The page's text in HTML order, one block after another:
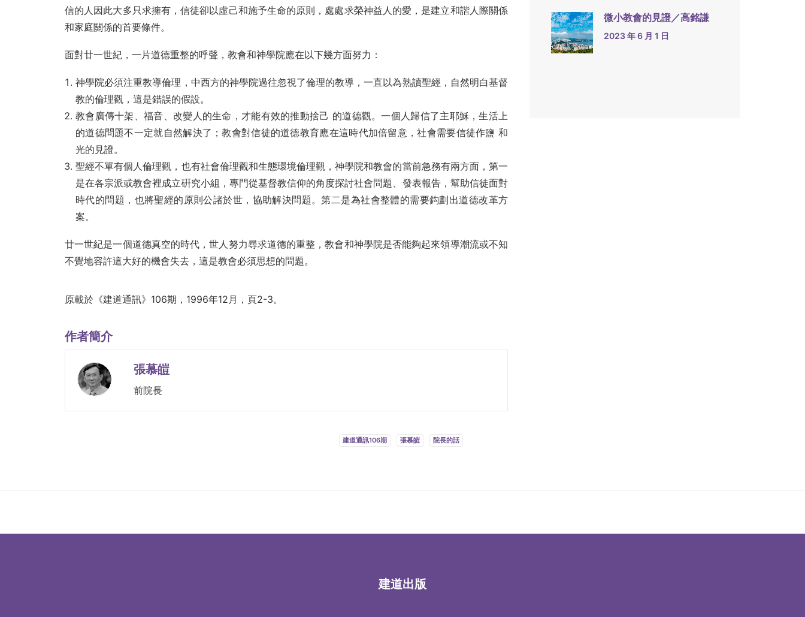
信的人因此大多只求擁有，信徒卻以虛己和施予生命的原則，處處求榮神益人的愛，是建立和諧人際關係
和家庭關係的首要條件。
面對廿一世紀，一片道德重整的呼聲，教會和神學院應在以下幾方面努力：
神學院必須注重教導倫理，中西方的神學院過往忽視了倫理的教導，一直以為熟讀聖經，自然明白基督
教的倫理觀，這是錯誤的假設。
教會廣傳十架、福音、改變人的生命，才能有效的推動捨己 的道德觀。一個人歸信了主耶穌，生活上
的道德問題不一定就自然解決了；教會對信徒的道德教育應在這時代加倍留意，社會需要信徒作鹽 和
光的見證。
聖經不單有個人倫理觀，也有社會倫理觀和生態環境倫理觀，神學院和教會的當前急務有兩方面，第一
是在各宗派或教會裡成立硏究小組，專門從基督教信仰的角度探討社會問題、發表報告，幫助信徒面對
時代的問題，也將聖經的原則公諸於世，協助解決問題。第二是為社會整體的需要鈎劃出道德改革方
案。
廿一世紀是一個道德真空的時代，世人努力尋求道德的重整，教會和神學院是否能夠起來領導潮流或不知
不覺地容許這大好的機會失去，這是教會必須思想的問題。
原載於《建道通訊》106期，1996年12月，頁2-3。
作者簡介
張慕皚
前院長
微小教會的見證／高銘謙
2023 年 6 月 1 日
建道通訊106期 張慕皚 院長的話
建道出版